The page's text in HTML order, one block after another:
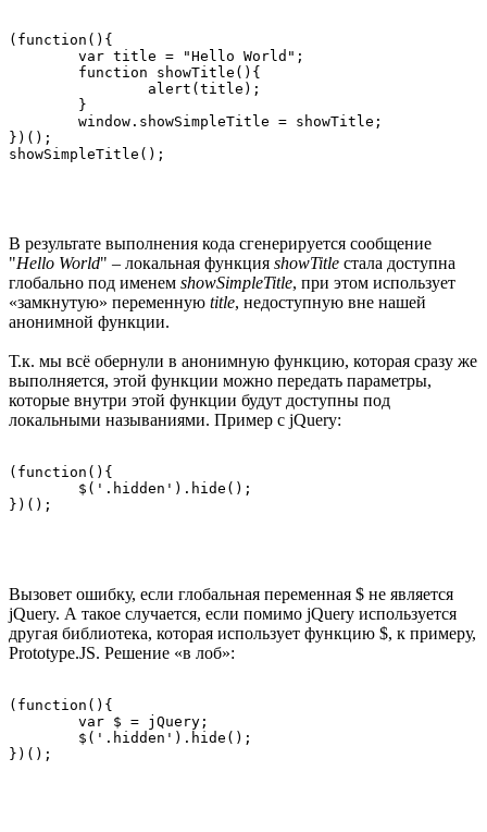
(function(){
})();
В результате выполнения кода сгенерируется сообщение
"Hello World" – локальная функция showTitle стала доступна
глобально под именем showSimpleTitle, при этом использует
«замкнутую» переменную title, недоступную вне нашей
анонимной функции.
Т.к. мы всё обернули в анонимную функцию, которая сразу же
выполняется, этой функции можно передать параметры,
которые внутри этой функции будут доступны под
локальными называниями. Пример с jQuery:
(function(){
Вызовет ошибку, если глобальная переменная $ не является
jQuery. А такое случается, если помимо jQuery используется
другая библиотека, которая использует функцию $, к примеру,
Prototype.JS. Решение «в лоб»:
(function(){